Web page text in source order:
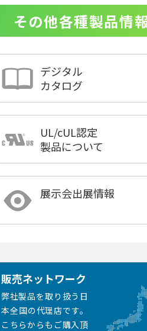
その他各種製品情
デジタル
カタログ
UL/cUL認定
製品について
展示会出展情報
販売ネットワーク
弊社製品を取り扱う日
本全国の代理店です。
こちらからもご購入頂